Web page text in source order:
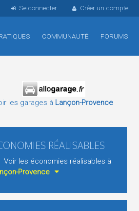
Se connecter Créer un compte
COMMUNAUTÉ FORUMS
les garages à Lançon-Provence
RÉALISABLES
Voir les économies réalisables à
Provence